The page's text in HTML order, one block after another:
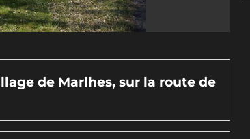
de Marlhes, sur la route de